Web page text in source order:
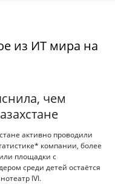
из ИТ мира на
чем
активно проводили
компании, более
площадки с
среди детей остаётся
IVI.